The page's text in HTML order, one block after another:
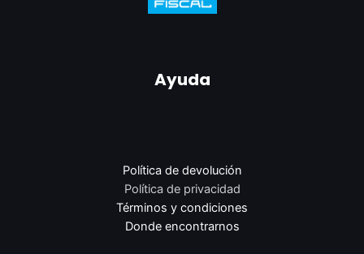
Ayuda
Política de devolución
Política de privacidad
Términos y condiciones
Donde encontrarnos